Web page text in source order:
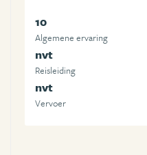
10
Algemene ervaring
nvt
Reisleiding
nvt
Vervoer